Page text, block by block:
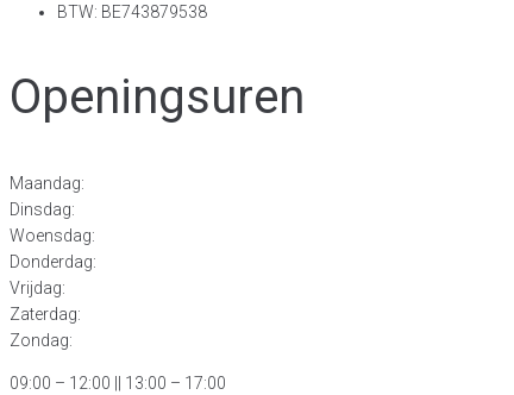
BTW: BE743879538
Openingsuren
Maandag:
Dinsdag:
Woensdag:
Donderdag:
Vrijdag:
Zaterdag:
Zondag:
09:00 – 12:00
|| 13:00 – 17:00